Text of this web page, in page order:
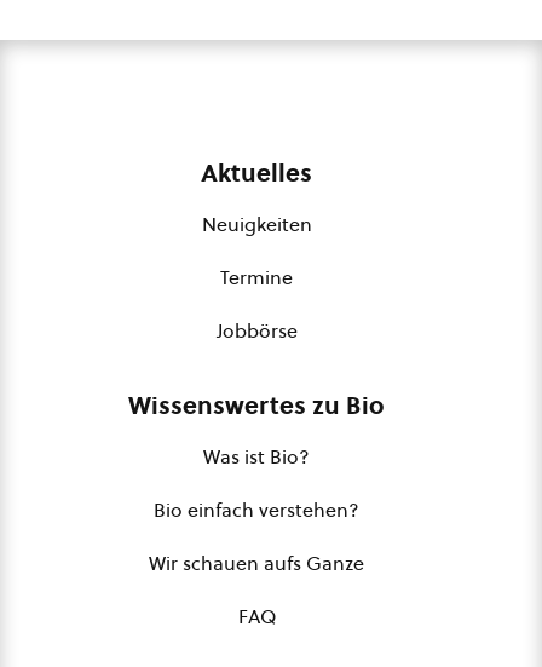
Aktuelles
Neuigkeiten
Termine
Jobbörse
Wissenswertes zu Bio
Was ist Bio?
Bio einfach verstehen?
Wir schauen aufs Ganze
FAQ